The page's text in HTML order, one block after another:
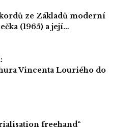
ze Základů moderní
(1965) a její…
Vincenta Louriého do
freehand“